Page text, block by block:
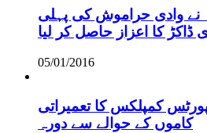
نے وادی حراموش کی پہلی
ڈاکڑ کا اعزاز حاصل کر لیا
05/01/2016
کمپلکس کا تعمیراتی
کاموں کے حوالے سے دورہ